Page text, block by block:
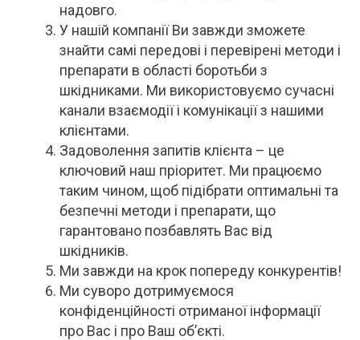
надовго.
У нашій компанії Ви завжди зможете
знайти самі передові і перевірені методи і
препарати в області боротьби з
шкідниками. Ми використовуємо сучасні
канали взаємодії і комунікації з нашими
клієнтами.
Задоволення запитів клієнта – це
ключовий наш пріоритет. Ми працюємо
таким чином, щоб підібрати оптимальні та
безпечні методи і препарати, що
гарантовано позбавлять Вас від
шкідників.
Ми завжди на крок попереду конкурентів!
Ми суворо дотримуємося
конфіденційності отриманої інформації
про Вас і про Ваш об’єкті.